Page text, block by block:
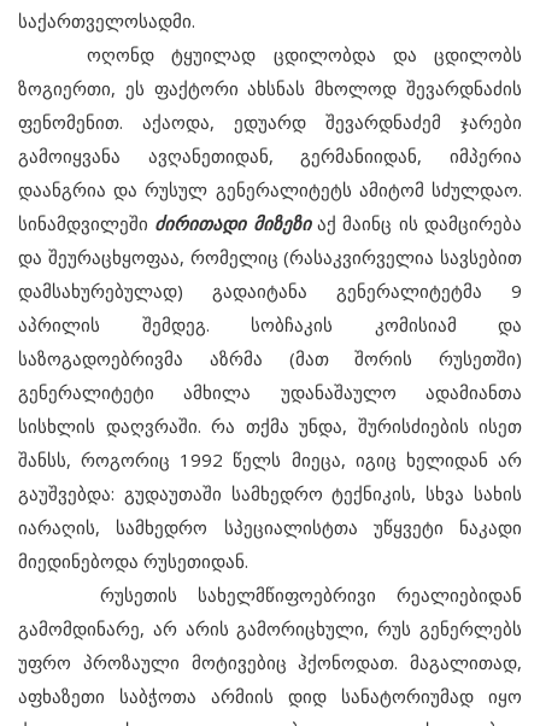
საქართველოსადმი.
ოღონდ ტყუილად ცდილობდა და ცდილობს
ზოგიერთი, ეს ფაქტორი ახსნას მხოლოდ შევარდნაძის
ფენომენით. აქაოდა, ედუარდ შევარდნაძემ ჯარები
გამოიყვანა ავღანეთიდან, გერმანიიდან, იმპერია
დაანგრია და რუსულ გენერალიტეტს ამიტომ სძულდაო.
სინამდვილეში ძირითადი მიზეზიაქ მაინც ის დამცირება
და შეურაცხყოფაა, რომელიც (რასაკვირველია სავსებით
დამსახურებულად) გადაიტანა გენერალიტეტმა 9
აპრილის შემდეგ. სობჩაკის კომისიამ და
საზოგადოებრივმა აზრმა (მათ შორის რუსეთში)
გენერალიტეტი ამხილა უდანაშაულო ადამიანთა
სისხლის დაღვრაში. რა თქმა უნდა, შურისძიების ისეთ
შანსს, როგორიც 1992 წელს მიეცა, იგიც ხელიდან არ
გაუშვებდა: გუდაუთაში სამხედრო ტექნიკის, სხვა სახის
იარაღის, სამხედრო სპეციალისტთა უწყვეტი ნაკადი
მიედინებოდა რუსეთიდან.
რუსეთის სახელმწიფოებრივი რეალიებიდან
გამომდინარე, არ არის გამორიცხული, რუს გენერლებს
უფრო პროზაული მოტივებიც ჰქონოდათ. მაგალითად,
აფხაზეთი საბჭოთა არმიის დიდ სანატორიუმად იყო